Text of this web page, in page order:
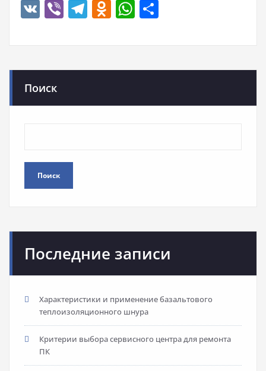
VK ViberTelegram
Odnoklassniki
WhatsApp
Поиск
Поиск
Последние записи
Характеристики и применение базальтового
теплоизоляционного шнура
Критерии выбора сервисного центра для ремонта
ПК